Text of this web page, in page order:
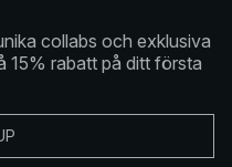
collabs och exklusiva
15% rabatt på ditt första